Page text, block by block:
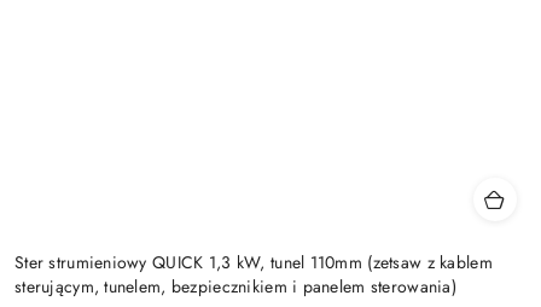
Ster strumieniowy QUICK 1,3 kW, tunel 110mm (zetsaw z kablem
sterującym, tunelem, bezpiecznikiem i panelem sterowania)